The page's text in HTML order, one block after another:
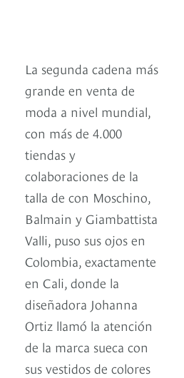
La segunda cadena más
grande en venta de
moda a nivel mundial,
con más de 4.000
tiendas y
colaboraciones de la
talla de con Moschino,
Balmain y Giambattista
Valli, puso sus ojos en
Colombia, exactamente
en Cali, donde la
diseñadora Johanna
Ortiz llamó la atención
de la marca sueca con
sus vestidos de colores